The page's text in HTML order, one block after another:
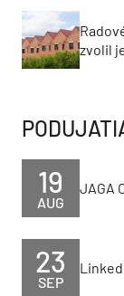
zvolil
AUG
19 JAGA
SEP
23